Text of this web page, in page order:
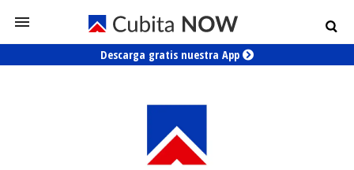
Descarga gratis nuestra App